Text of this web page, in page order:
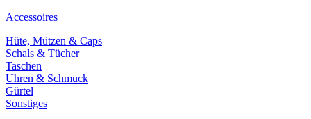
Accessoires
Hüte, Mützen & Caps
Schals & Tücher
Taschen
Uhren & Schmuck
Gürtel
Sonstiges